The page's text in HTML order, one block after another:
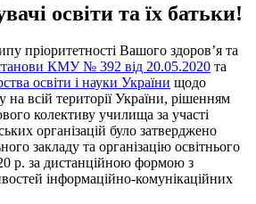
освіти та їх батьки!
пріоритетності Вашого здоров’я та
КМУ № 392 від 20.05.2020 та
освіти і науки України щодо
всій території України, рішенням
колективу училища за участі
організацій було затверджено
закладу та організацію освітнього
р. за дистанційною формою з
інформаційно-комунікаційних